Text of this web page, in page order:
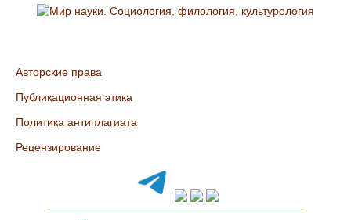
Авторские права
Публикационная этика
Политика антиплагиата
Рецензирование